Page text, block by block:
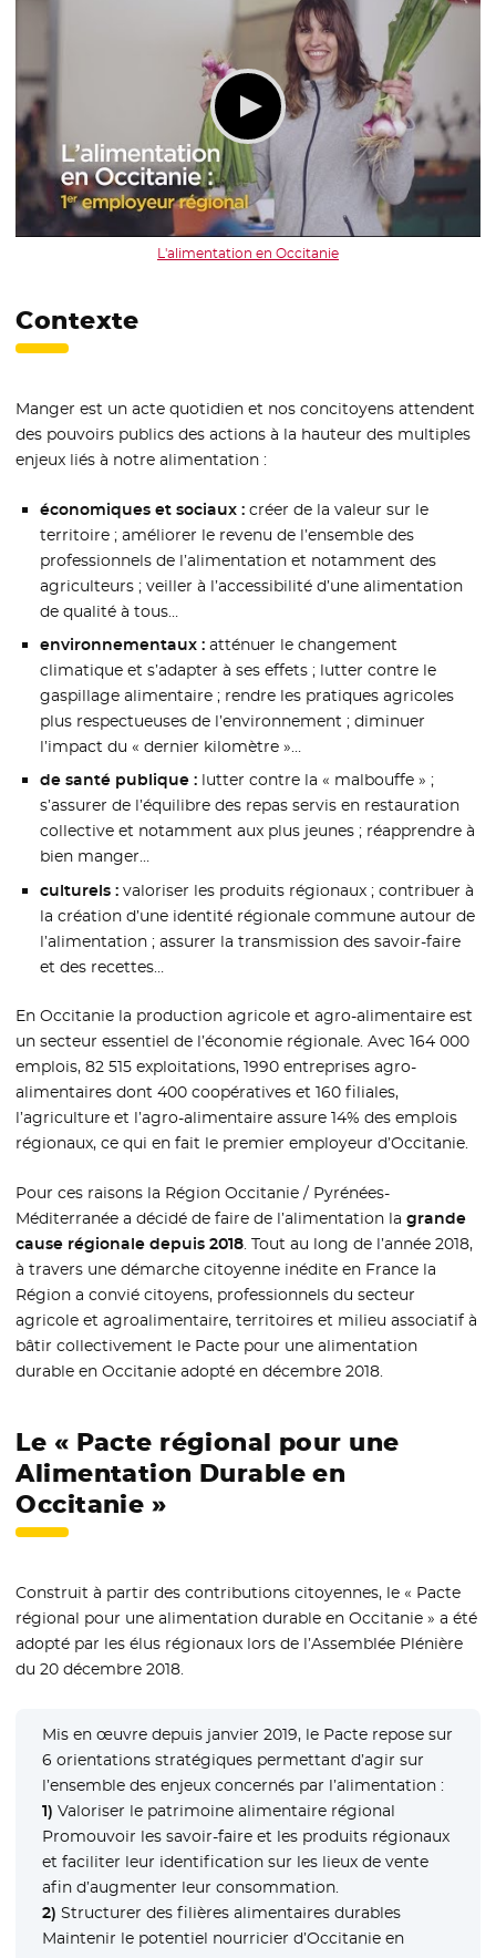
L'alimentation en Occitanie
Contexte
Manger est un acte quotidien et nos concitoyens attendent
des pouvoirs publics des actions à la hauteur des multiples
enjeux liés à notre alimentation :
économiques et sociaux : créer de la valeur sur le
territoire ; améliorer le revenu de l’ensemble des
professionnels de l’alimentation et notamment des
agriculteurs ; veiller à l’accessibilité d’une alimentation
de qualité à tous…
environnementaux :atténuer le changement
climatique et s’adapter à ses effets ; lutter contre le
gaspillage alimentaire ; rendre les pratiques agricoles
plus respectueuses de l’environnement ; diminuer
l’impact du « dernier kilomètre »…
de santé publique :lutter contre la « malbouffe » ;
s’assurer de l’équilibre des repas servis en restauration
collective et notamment aux plus jeunes ; réapprendre à
bien manger…
culturels :valoriser les produits régionaux ; contribuer à
la création d’une identité régionale commune autour de
l’alimentation ; assurer la transmission des savoir-faire
et des recettes…
En Occitanie la production agricole et agro-alimentaire est
un secteur essentiel de l’économie régionale. Avec 164 000
emplois, 82 515 exploitations, 1990 entreprises agro-
alimentaires dont 400 coopératives et 160 filiales,
l’agriculture et l’agro-alimentaire assure 14% des emplois
régionaux, ce qui en fait le premier employeur d’Occitanie.
Pour ces raisons la Région Occitanie / Pyrénées-
Méditerranée a décidé de faire de l’alimentation lagrande
cause régionale depuis 2018. Tout au long de l’année 2018,
à travers une démarche citoyenne inédite en France la
Région a convié citoyens, professionnels du secteur
agricole et agroalimentaire, territoires et milieu associatif à
bâtir collectivement le Pacte pour une alimentation
durable en Occitanie adopté en décembre 2018.
Le « Pacte régional pour une
Alimentation Durable en
Occitanie »
Construit à partir des contributions citoyennes, le « Pacte
régional pour une alimentation durable en Occitanie » a été
adopté par les élus régionaux lors de l’Assemblée Plénière
du 20 décembre 2018.
Mis en œuvre depuis janvier 2019, le Pacte repose sur
6 orientations stratégiques permettant d’agir sur
l’ensemble des enjeux concernés par l’alimentation :
1) Valoriser le patrimoine alimentaire régional
Promouvoir les savoir-faire et les produits régionaux
et faciliter leur identification sur les lieux de vente
afin d’augmenter leur consommation.
2)Structurer des filières alimentaires durables
Maintenir le potentiel nourricier d’Occitanie en